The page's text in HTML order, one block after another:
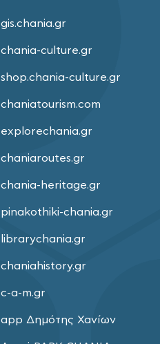
gis.chania.gr
chania-culture.gr
shop.chania-culture.gr
chaniatourism.com
explorechania.gr
chaniaroutes.gr
chania-heritage.gr
pinakothiki-chania.gr
librarychania.gr
chaniahistory.gr
c-a-m.gr
app Δημότης Χανίων